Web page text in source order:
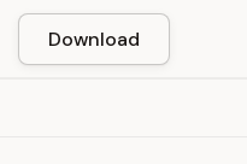
Download